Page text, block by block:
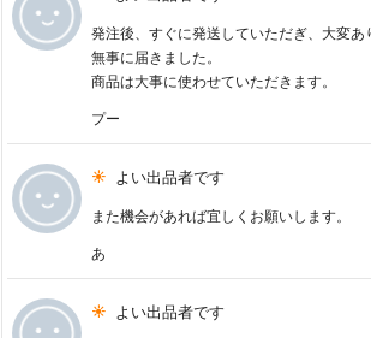
発注後、すぐに発送していただぎ、大変あ
無事に届きました。
商品は大事に使わせていただきます。
プー
よい出品者です
また機会があれば宜しくお願いします。
あ
よい出品者です